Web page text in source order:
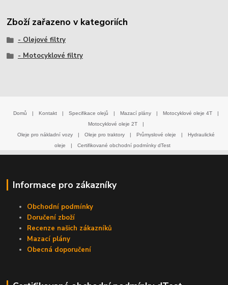
Zboží zařazeno v kategoriích
- Olejové filtry
- Motocyklové filtry
Domů | Kontakt | Specifikace olejů | Mazací plány | Motocyklové oleje 4T
|
Motocyklové oleje 2T
|
Oleje pro nákladní vozy
| Oleje pro traktory | Průmyslové oleje |
Hydraulické
oleje
| Certifikované obchodní podmínky dTest
Informace pro zákazníky
Obchodní podmínky
Doručení zboží
Recenze našich zákazníků
Mazací plány
Obecná doporučení